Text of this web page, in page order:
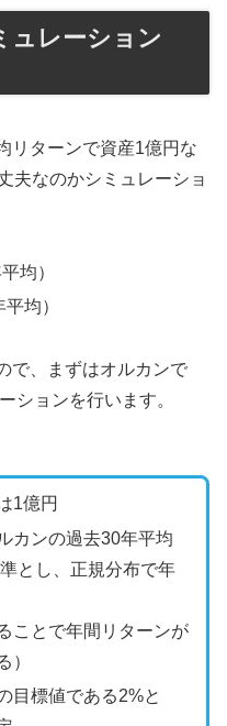
ュレーション
リターンで資産1億円な
夫なのかシミュレーショ
均）
均）
で、まずはオルカンで
ションを行います。
1億円
カンの過去30年平均
とし、正規分布で年
ことで年間リターンが
）
目標値である2%と